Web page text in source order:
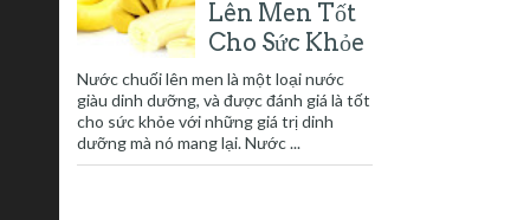
Lên Men Tốt
Cho Sức Khỏe
Nước chuối lên men là một loại nước
giàu dinh dưỡng, và được đánh giá là tốt
cho sức khỏe với những giá trị dinh
dưỡng mà nó mang lại. Nước ...